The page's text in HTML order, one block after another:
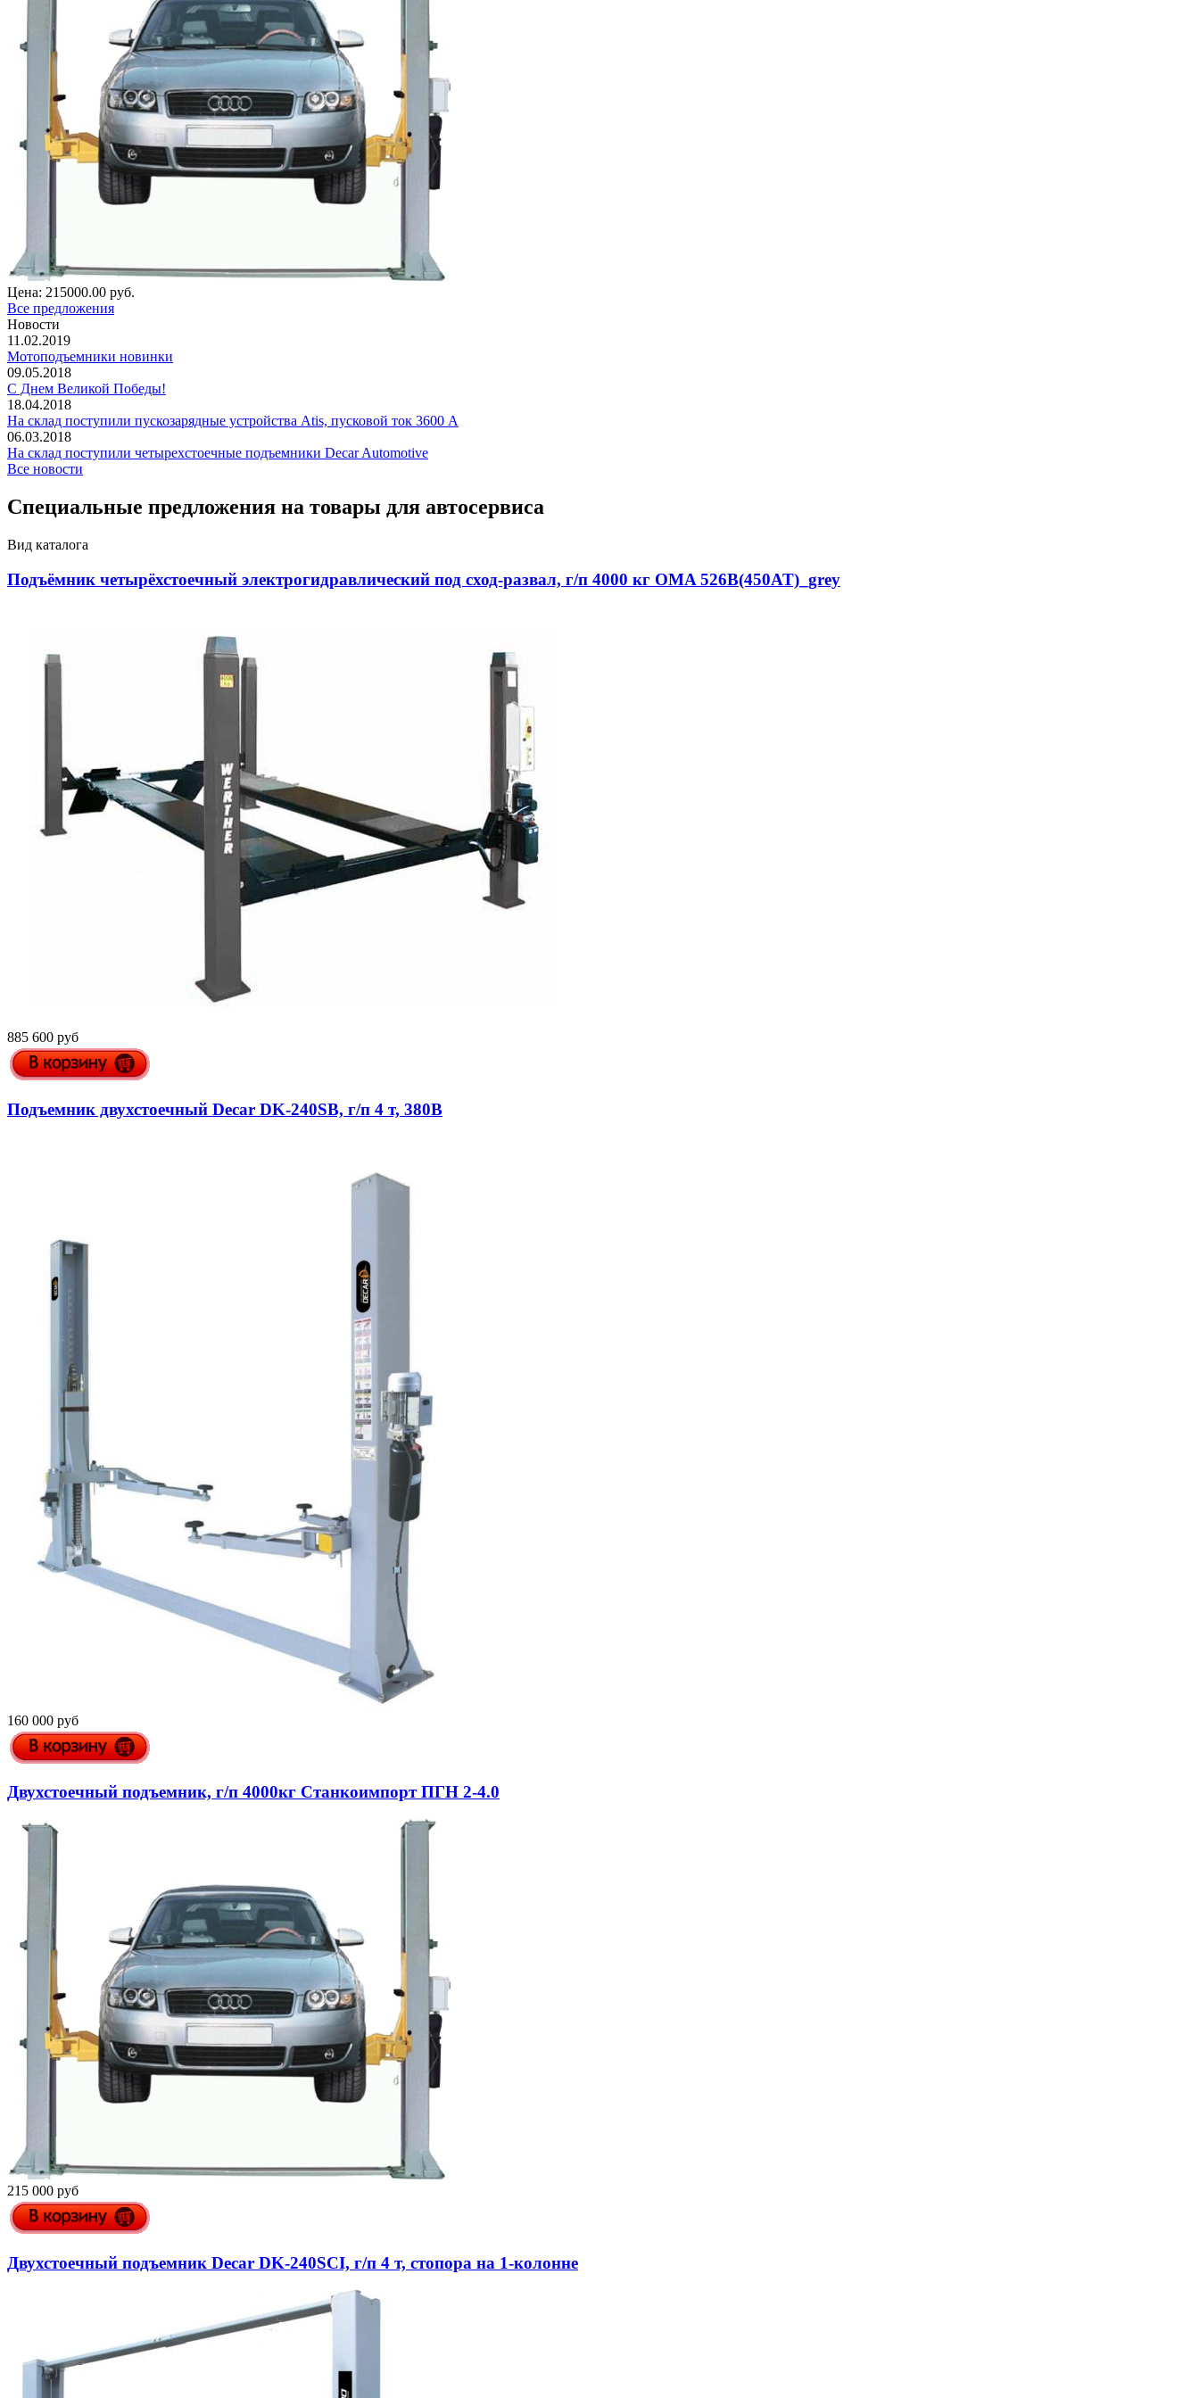
Цена: 215000.00 руб.
Все предложения
Новости
11.02.2019
Мотоподъемники новинки
09.05.2018
С Днем Великой Победы!
18.04.2018
На склад поступили пускозарядные устройства Atis, пусковой ток 3600 А
06.03.2018
На склад поступили четырехстоечные подъемники Decar Automotive
Все новости
Специальные предложения на товары для автосервиса
Вид каталога
Подъёмник четырёхстоечный электрогидравлический под сход-развал, г/п 4000 кг OMA 526B(450AT)_grey
885 600 руб
Подъемник двухстоечный Decar DK-240SB, г/п 4 т, 380В
160 000 руб
Двухстоечный подъемник, г/п 4000кг Станкоимпорт ПГН 2-4.0
215 000 руб
Двухстоечный подъемник Decar DK-240SCI, г/п 4 т, стопора на 1-колонне